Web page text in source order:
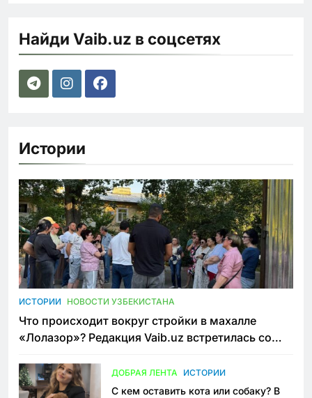
Найди Vaib.uz в соцсетях
Истории
ИСТОРИИ НОВОСТИ УЗБЕКИСТАНА
Что происходит вокруг стройки в махалле
«Лолазор»? Редакция Vaib.uz встретилась со
ДОБРАЯ ЛЕНТА ИСТОРИИ
С кем оставить кота или собаку? В